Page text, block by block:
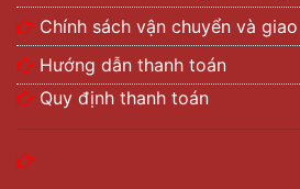
Chính sách vận chuyển và
Hướng dẫn thanh toán
Quy định thanh toán